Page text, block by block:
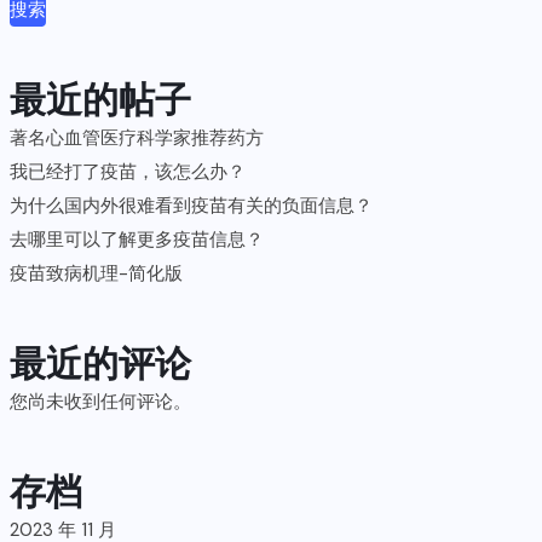
搜索
最近的帖子
著名心血管医疗科学家推荐药方
我已经打了疫苗，该怎么办？
为什么国内外很难看到疫苗有关的负面信息？
去哪里可以了解更多疫苗信息？
疫苗致病机理-简化版
最近的评论
您尚未收到任何评论。
存档
2023 年 11 月